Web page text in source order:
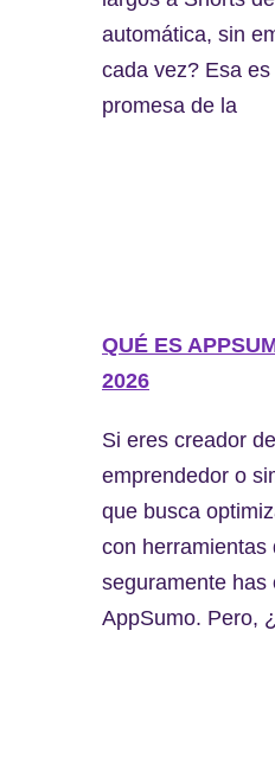
automática, sin
cada vez? Esa
promesa de la
QUÉ ES
2026
Si eres creador
emprendedor o
que busca
con herramientas
seguramente has
AppSumo. Pero,